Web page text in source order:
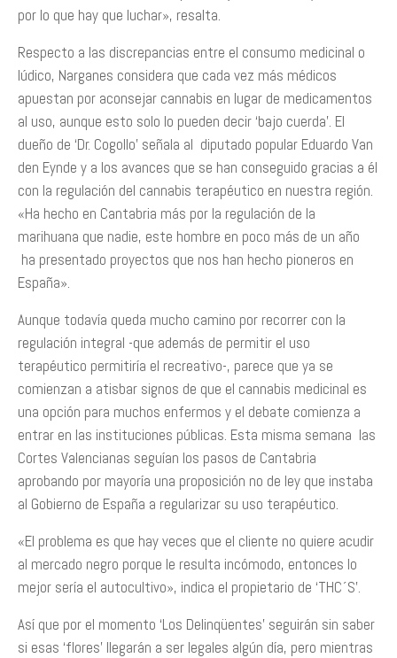
por lo que hay que luchar», resalta.
Respecto a las discrepancias entre el consumo medicinal o
lúdico, Narganes considera que cada vez más médicos
apuestan por aconsejar cannabis en lugar de medicamentos
al uso, aunque esto solo lo pueden decir ‘bajo cuerda’. El
dueño de ‘Dr. Cogollo’ señala al diputado popular Eduardo Van
den Eynde y a los avances que se han conseguido gracias a él
con la regulación del cannabis terapéutico en nuestra región.
«Ha hecho en Cantabria más por la regulación de la
marihuana que nadie, este hombre en poco más de un año
ha presentado proyectos que nos han hecho pioneros en
España».
Aunque todavía queda mucho camino por recorrer con la
regulación integral -que además de permitir el uso
terapéutico permitiría el recreativo-, parece que ya se
comienzan a atisbar signos de que el cannabis medicinal es
una opción para muchos enfermos y el debate comienza a
entrar en las instituciones públicas. Esta misma semana las
Cortes Valencianas seguían los pasos de Cantabria
aprobando por mayoría una proposición no de ley que instaba
al Gobierno de España a regularizar su uso terapéutico.
«El problema es que hay veces que el cliente no quiere acudir
al mercado negro porque le resulta incómodo, entonces lo
mejor sería el autocultivo», indica el propietario de ‘THC´S’.
Así que por el momento ‘Los Delinqüentes’ seguirán sin saber
si esas ‘flores’ llegarán a ser legales algún día, pero mientras